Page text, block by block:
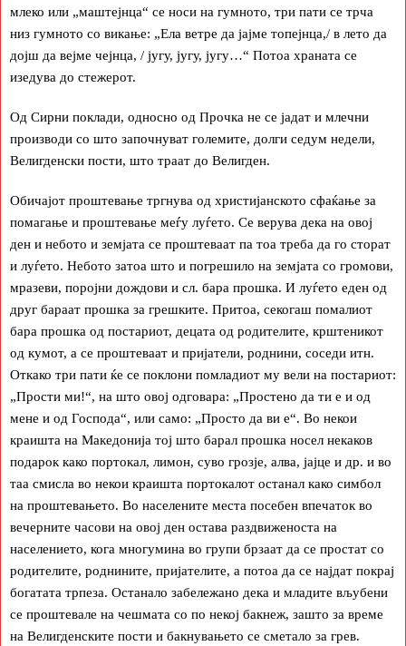
млеко или „маштејнца“ се носи на гумното, три пати се трча
низ гумното со викање: „Ела ветре да јајме топејнца,/ в лето да
дојш да вејме чејнца, / југу, југу, југу…“ Потоа храната се
изедува до стежерот.
Од Сирни поклади, односно од Прочка не се јадат и млечни
производи со што започнуват големите, долги седум недели,
Велигденски пости, што траат до Велигден.
Обичајот проштевање тргнува од христијанското сфаќање за
помагање и проштевање меѓу луѓето. Се верува дека на овој
ден и небото и земјата се проштеваат па тоа треба да го сторат
и луѓето. Небото затоа што и погрешило на земјата со громови,
мразеви, поројни дождови и сл. бара прошка. И луѓето еден од
друг бараат прошка за грешките. Притоа, секогаш помалиот
бара прошка од постариот, децата од родителите, крштеникот
од кумот, а се проштеваат и пријатели, роднини, соседи итн.
Откако три пати ќе се поклони помладиот му вели на постариот:
„Прости ми!“, на што овој одговара: „Простено да ти е и од
мене и од Господа“, или само: „Просто да ви е“. Во некои
краишта на Македонија тој што барал прошка носел некаков
подарок како портокал, лимон, суво грозје, алва, јајце и др. и во
таа смисла во некои краишта портокалот останал како симбол
на проштевањето. Во населените места посебен впечаток во
вечерните часови на овој ден остава раздвиженоста на
населението, кога многумина во групи брзаат да се простат со
родителите, роднините, пријателите, а потоа да се најдат покрај
богатата трпеза. Останало забележано дека и младите вљубени
се проштевале на чешмата со по некој бакнеж, зашто за време
на Велигденските пости и бакнувањето се сметало за грев.